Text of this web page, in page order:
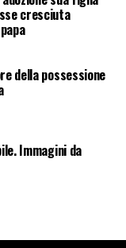
cresciuta
della possessione
Immagini da